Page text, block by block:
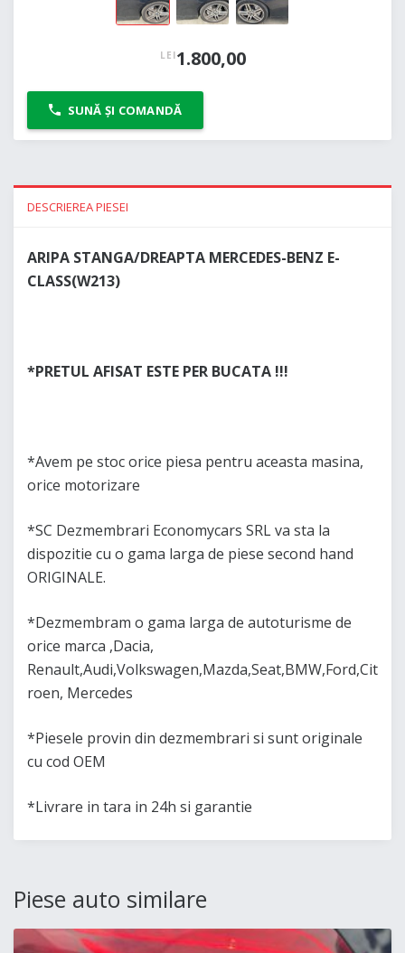
LEI1.800,00
SUNĂ ȘI COMANDĂ
DESCRIEREA PIESEI
ARIPA STANGA/DREAPTA MERCEDES-BENZ E-
CLASS(W213)
*PRETUL AFISAT ESTE PER BUCATA !!!
*Avem pe stoc orice piesa pentru aceasta masina,
orice motorizare
*SC Dezmembrari Economycars SRL va sta la
dispozitie cu o gama larga de piese second hand
ORIGINALE.
*Dezmembram o gama larga de autoturisme de
orice marca ,Dacia,
Renault,Audi,Volkswagen,Mazda,Seat,BMW,Ford,Cit
roen, Mercedes
*Piesele provin din dezmembrari si sunt originale
cu cod OEM
*Livrare in tara in 24h si garantie
Piese auto similare